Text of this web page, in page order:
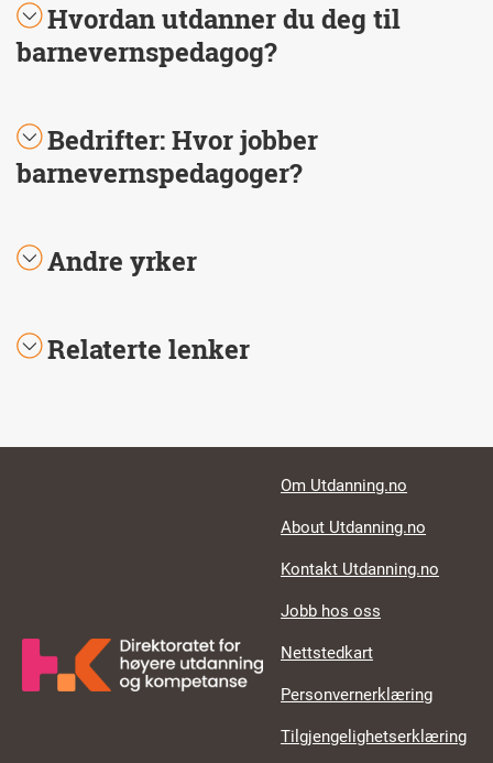
Hvordan utdanner du deg til
barnevernspedagog?
Bedrifter: Hvor jobber
barnevernspedagoger?
Andre yrker
Relaterte lenker
Footer links
Om Utdanning.no
About Utdanning.no
Kontakt Utdanning.no
Jobb hos oss
Nettstedkart
Personvernerklæring
Tilgjengelighetserklæring